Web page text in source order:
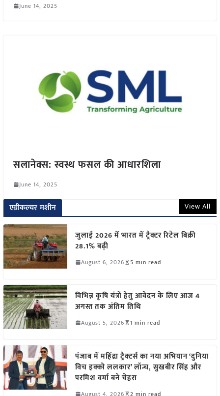
June 14, 2025
सलानेक्स: स्वस्थ फसल की आधारशिला
June 14, 2025
एग्रीकल्चर मशीन View All
जुलाई 2026 में भारत में ट्रैक्टर रिटेल बिक्री
28.1% बढ़ी
August 6, 2026 5 min read
विभिन्न कृषि यंत्रों हेतु आवेदन के लिए आज 4
अगस्त तक अंतिम तिथि
August 5, 2026 1 min read
पंजाब में महिंद्रा ट्रैक्टर्स का नया अभियान ‘दुनिया
विच इक्को ललकार’ लॉन्च, सुखबीर सिंह और
परमिश वर्मा बने चेहरा
August 4, 2026 2 min read